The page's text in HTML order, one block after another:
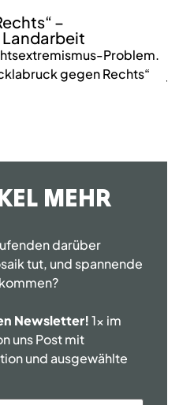
–
Problem.
gegen Rechts“
MEHR
darüber
tut, und spannende
Newsletter!1x im
uns Post mit
und ausgewählte